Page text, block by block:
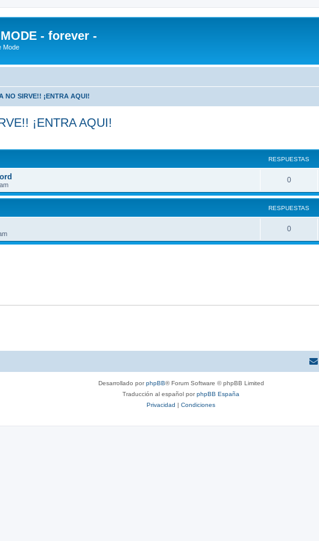
- forever -
Mode
NO SIRVE!! ¡ENTRA AQUI!
¡ENTRA AQUI!
RESPUESTAS
0
RESPUESTAS
0
Desarrollado porphpBB® Forum Software © phpBB Limited
Traducción al español porphpBB España
Privacidad | Condiciones